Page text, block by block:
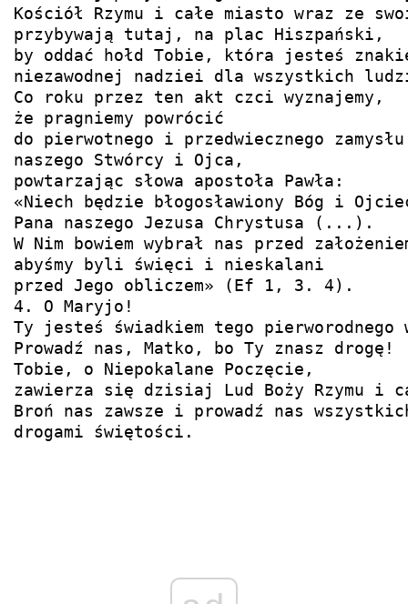
Kościół Rzymu i całe miasto wraz ze
przybywają tutaj, na plac Hiszpański,
by oddać hołd Tobie, która jesteś
niezawodnej nadziei dla wszystkich
Co roku przez ten akt czci wyznajemy,
że pragniemy powrócić
do pierwotnego i przedwiecznego zamysłu
naszego Stwórcy i Ojca,
powtarzając słowa apostoła Pawła:
«Niech będzie błogosławiony Bóg i
Pana naszego Jezusa Chrystusa (...).
W Nim bowiem wybrał nas przed
abyśmy byli święci i nieskalani
przed Jego obliczem» (Ef 1, 3. 4).
4. O Maryjo!
Ty jesteś świadkiem tego pierworodnego
Prowadź nas, Matko, bo Ty znasz drogę!
Tobie, o Niepokalane Poczęcie,
zawierza się dzisiaj Lud Boży Rzymu i
Broń nas zawsze i prowadź nas
drogami świętości.